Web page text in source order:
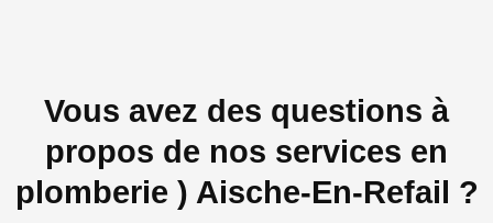
Vous avez des questions à
propos de nos services en
plomberie ) Aische-En-Refail ?